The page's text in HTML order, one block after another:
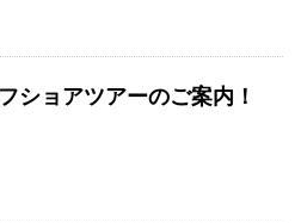
ショアツアーのご案内！